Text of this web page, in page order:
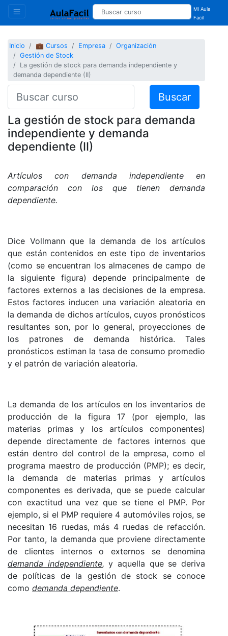
Mi Aula
Facil
Inicio 💼 Cursos Empresa
Organización
Gestión de Stock
La gestión de stock para demanda independiente y
demanda dependiente (II)
Buscar
La gestión de stock para demanda
independiente y demanda
dependiente (II)
Artículos con demanda independiente en
comparación con los que tienen demanda
dependiente.
Dice Vollmann que la demanda de los artículos
que están contenidos en este tipo de inventarios
(como se encuentran los almacenes de campo de
la siguiente figura) depende principalmente de
factores externos a las decisiones de la empresa.
Estos factores inducen una variación aleatoria en
la demanda de dichos artículos, cuyos pronósticos
resultantes son, por lo general, proyecciones de
los patrones de demanda histórica. Tales
pronósticos estiman la tasa de consumo promedio
y el patrón de variación aleatoria.
La demanda de los artículos en los inventarios de
producción de la figura 17 (por ejemplo, las
materias primas y los artículos componentes)
depende directamente de factores internos que
están dentro del control de la empresa, como el
programa maestro de producción (PMP); es decir,
la demanda de materias primas y artículos
componentes es derivada, que se puede calcular
con exactitud una vez que se tiene el PMP. Por
ejemplo, si el PMP requiere 4 automóviles rojos, se
necesitan 16 ruedas, más 4 ruedas de refacción.
Por tanto, la demanda que proviene directamente
de clientes internos o externos se denomina
demanda independiente, y aquella que se deriva
de políticas de la gestión de stock se conoce
como demanda dependiente.